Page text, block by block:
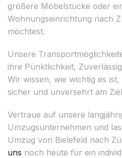
größere Möbelstücke oder
Wohnungseinrichtung nach
möchtest.
Unsere
ihre Pünktlichkeit,
Wir wissen, wie wichtig es
sicher und unversehrt am
Vertraue auf unsere
Umzugsunternehmen und
Umzug von Bielefeld nach
uns noch heute für ein